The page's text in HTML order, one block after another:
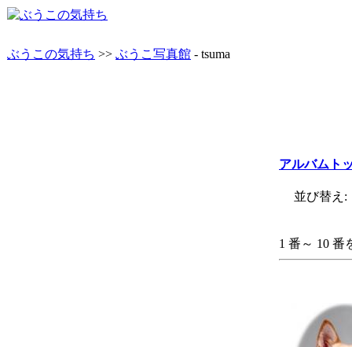
ぶうこの気持ち >> ぶうこ写真館 - tsuma
アルバムト
並び替え:
1 番～ 10 番